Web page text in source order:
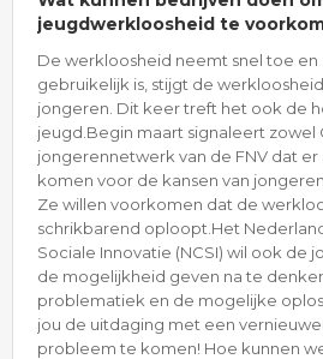
jeugdwerkloosheid te
De werkloosheid neemt snel toe en
gebruikelijk is, stijgt de
jongeren. Dit keer treft het ook de
jeugd.Begin maart signaleert zowel
jongerennetwerk van de FNV dat
komen voor de kansen van
Ze willen voorkomen dat de
schrikbarend oploopt.Het
Sociale Innovatie (NCSI) wil ook de
de mogelijkheid geven na te
problematiek en de mogelijke
jou de uitdaging met een
probleem te komen! Hoe kunnen